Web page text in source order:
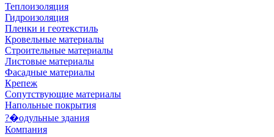
Теплоизоляция
Гидроизоляция
Пленки и геотекстиль
Кровельные материалы
Строительные материалы
Листовые материалы
Фасадные материалы
Крепеж
Сопутствующие материалы
Напольные покрытия
?�одульные здания
Компания